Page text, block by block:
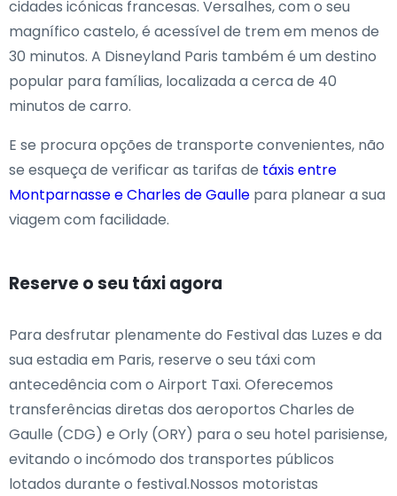
cidades icónicas francesas. Versalhes, com o seu
magnífico castelo, é acessível de trem em menos de
30 minutos. A Disneyland Paris também é um destino
popular para famílias, localizada a cerca de 40
minutos de carro.
E se procura opções de transporte convenientes, não
se esqueça de verificar as tarifas de táxis entre
Montparnasse e Charles de Gaulle para planear a sua
viagem com facilidade.
Reserve o seu táxi agora
Para desfrutar plenamente do Festival das Luzes e da
sua estadia em Paris, reserve o seu táxi com
antecedência com o Airport Taxi. Oferecemos
transferências diretas dos aeroportos Charles de
Gaulle (CDG) e Orly (ORY) para o seu hotel parisiense,
evitando o incómodo dos transportes públicos
lotados durante o festival.Nossos motoristas